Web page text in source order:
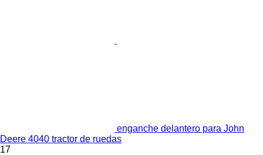
enganche delantero para John
Deere 4040 tractor de ruedas
17